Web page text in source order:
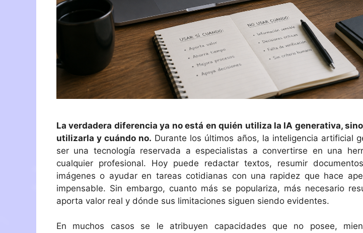
La verdadera diferencia ya no está en quién utiliza la IA generativa,
utilizarla y cuándo no. Durante los últimos años, la inteligencia artificial
ser una tecnología reservada a especialistas a convertirse en una
cualquier profesional. Hoy puede redactar textos, resumir
imágenes o ayudar en tareas cotidianas con una rapidez que hace
impensable. Sin embargo, cuanto más se populariza, más necesario
aporta valor real y dónde sus limitaciones siguen siendo evidentes.
En muchos casos se le atribuyen capacidades que no posee,